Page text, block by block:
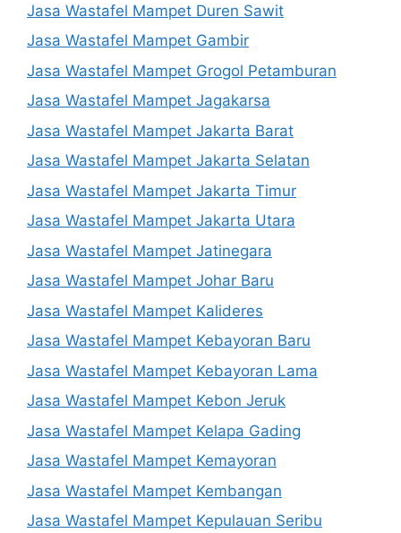
Jasa Wastafel Mampet Duren Sawit
Jasa Wastafel Mampet Gambir
Jasa Wastafel Mampet Grogol Petamburan
Jasa Wastafel Mampet Jagakarsa
Jasa Wastafel Mampet Jakarta Barat
Jasa Wastafel Mampet Jakarta Selatan
Jasa Wastafel Mampet Jakarta Timur
Jasa Wastafel Mampet Jakarta Utara
Jasa Wastafel Mampet Jatinegara
Jasa Wastafel Mampet Johar Baru
Jasa Wastafel Mampet Kalideres
Jasa Wastafel Mampet Kebayoran Baru
Jasa Wastafel Mampet Kebayoran Lama
Jasa Wastafel Mampet Kebon Jeruk
Jasa Wastafel Mampet Kelapa Gading
Jasa Wastafel Mampet Kemayoran
Jasa Wastafel Mampet Kembangan
Jasa Wastafel Mampet Kepulauan Seribu